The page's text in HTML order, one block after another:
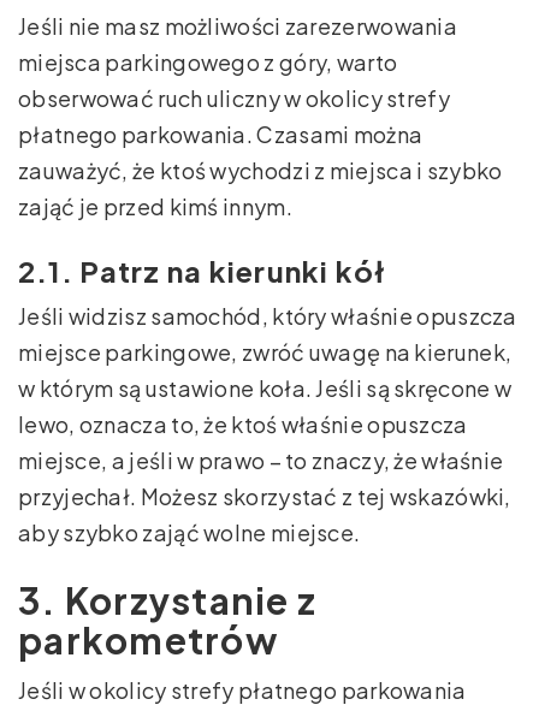
Jeśli nie masz możliwości zarezerwowania
miejsca parkingowego z góry, warto
obserwować ruch uliczny w okolicy strefy
płatnego parkowania. Czasami można
zauważyć, że ktoś wychodzi z miejsca i szybko
zająć je przed kimś innym.
2.1. Patrz na kierunki kół
Jeśli widzisz samochód, który właśnie opuszcza
miejsce parkingowe, zwróć uwagę na kierunek,
w którym są ustawione koła. Jeśli są skręcone w
lewo, oznacza to, że ktoś właśnie opuszcza
miejsce, a jeśli w prawo – to znaczy, że właśnie
przyjechał. Możesz skorzystać z tej wskazówki,
aby szybko zająć wolne miejsce.
3. Korzystanie z
parkometrów
Jeśli w okolicy strefy płatnego parkowania